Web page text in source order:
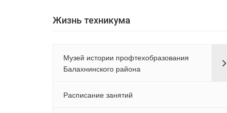
Жизнь техникума
Музей истории профтехобразования
Балахнинского района
Расписание занятий